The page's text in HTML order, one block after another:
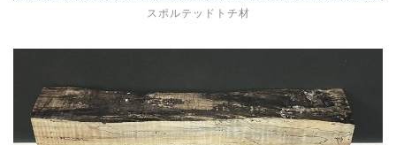
スポルテッドトチ材